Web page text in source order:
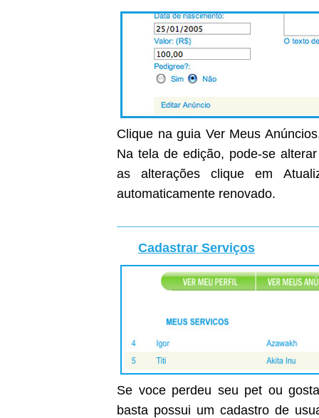
Clique na guia Ver Meus
Na tela de edição, pode-se
as alterações clique em
automaticamente renovado.
Cadastrar Serviços
Se voce perdeu seu pet ou
basta possui um cadastro de